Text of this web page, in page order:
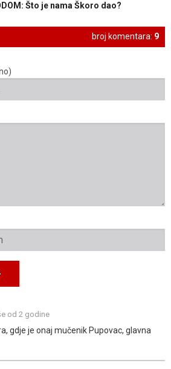
Što je nama Škoro dao?
broj komentara: 9
od 2 godine
gdje je onaj mučenik Pupovac, glavna